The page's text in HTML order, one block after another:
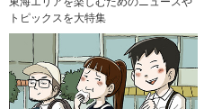
トピックスを大特集